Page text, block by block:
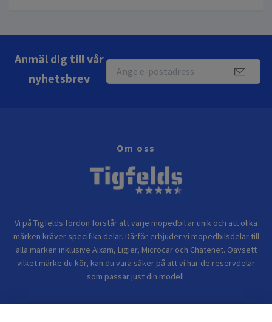
Anmäl dig till vår
nyhetsbrev
Om oss
Vi på Tigfelds fordon förstår att varje mopedbil är unik och att olika
märken kräver specifika delar. Därför erbjuder vi mopedbilsdelar till
alla märken inklusive Aixam, Ligier, Microcar och Chatenet. Oavsett
vilket märke du kör, kan du vara säker på att vi har de reservdelar
som passar just din modell.